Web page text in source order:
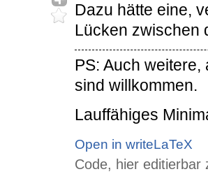
Dazu hätte eine,
Lücken zwischen
PS: Auch
sind willkommen.
Lauffähiges
Open in writeLaTeX
Code, hier editierbar